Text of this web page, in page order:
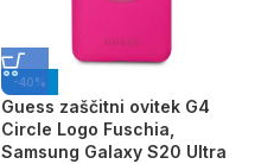
-40%
Guess zaščitni ovitek G4
Circle Logo Fuschia,
Samsung Galaxy S20 Ultra